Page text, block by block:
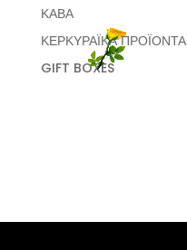
ΚΑΒΑ
ΚΕΡΚΥΡΑΪΚΑ ΠΡΟΪΟΝΤΑ
GIFT BOXES